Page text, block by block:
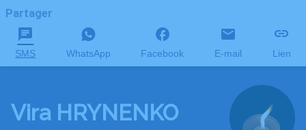
Partager
SMS WhatsApp Facebook E-mail Lien
Vira HRYNENKO